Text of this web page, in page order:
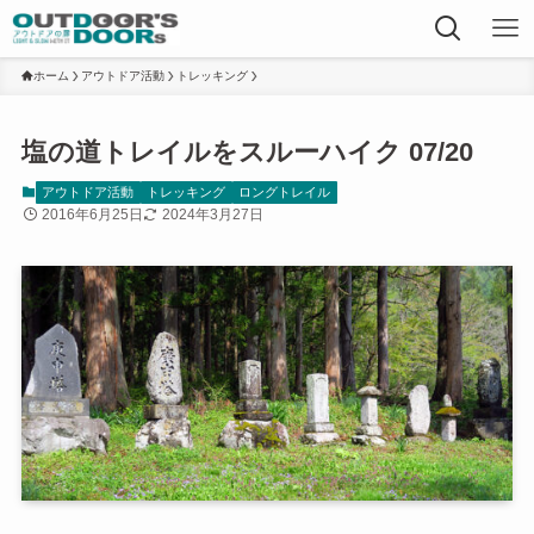
ホーム アウトドア活動 トレッキング
塩の道トレイルをスルーハイク 07/20
アウトドア活動 トレッキング ロングトレイル
2016年6月25日 2024年3月27日